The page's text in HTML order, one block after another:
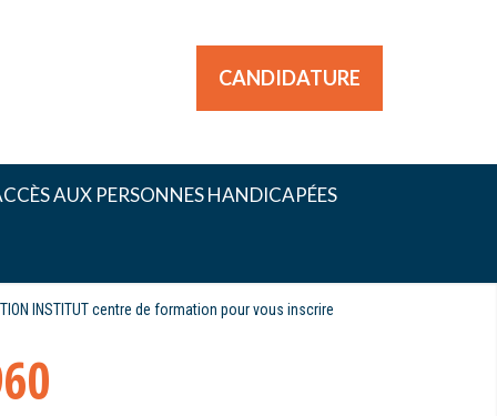
CANDIDATURE
AUX PERSONNES HANDICAPÉES
INSTITUT centre de formation pour vous inscrire